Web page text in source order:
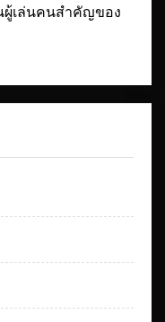
ผู้เล่นคนสำคัญของ